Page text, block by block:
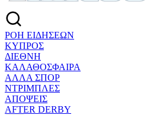
ΡΟΗ ΕΙΔΗΣΕΩΝ
ΚΥΠΡΟΣ
ΔΙΕΘΝΗ
ΚΑΛΑΘΟΣΦΑΙΡΑ
ΑΛΛΑ ΣΠΟΡ
ΝΤΡΙΜΠΛΕΣ
ΑΠΟΨΕΙΣ
AFTER DERBY